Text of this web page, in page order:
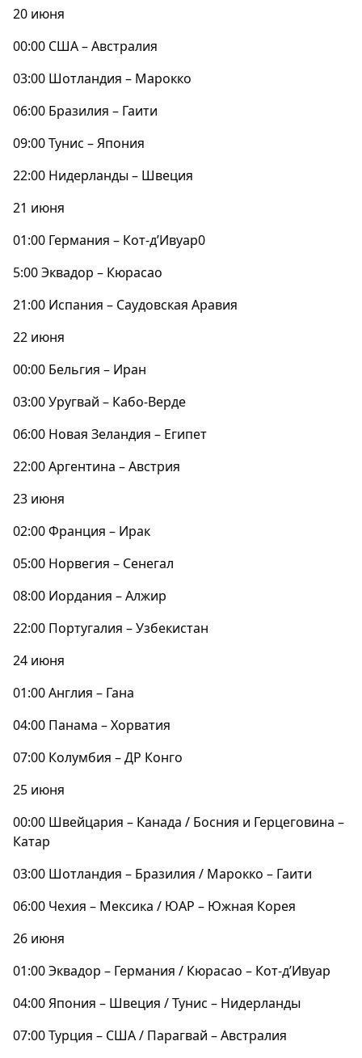
20 июня
00:00 США – Австралия
03:00 Шотландия – Марокко
06:00 Бразилия – Гаити
09:00 Тунис – Япония
22:00 Нидерланды – Швеция
21 июня
01:00 Германия – Кот-д’Ивуар0
5:00 Эквадор – Кюрасао
21:00 Испания – Саудовская Аравия
22 июня
00:00 Бельгия – Иран
03:00 Уругвай – Кабо-Верде
06:00 Новая Зеландия – Египет
22:00 Аргентина – Австрия
23 июня
02:00 Франция – Ирак
05:00 Норвегия – Сенегал
08:00 Иордания – Алжир
22:00 Португалия – Узбекистан
24 июня
01:00 Англия – Гана
04:00 Панама – Хорватия
07:00 Колумбия – ДР Конго
25 июня
00:00 Швейцария – Канада / Босния и Герцеговина –
Катар
03:00 Шотландия – Бразилия / Марокко – Гаити
06:00 Чехия – Мексика / ЮАР – Южная Корея
26 июня
01:00 Эквадор – Германия / Кюрасао – Кот-д’Ивуар
04:00 Япония – Швеция / Тунис – Нидерланды
07:00 Турция – США / Парагвай – Австралия